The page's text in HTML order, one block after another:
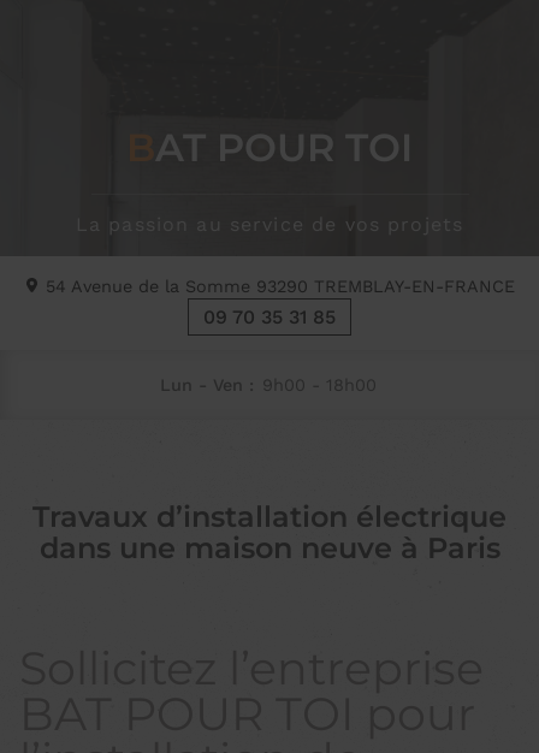
BAT POUR TOI
La passion au service de vos projets
54 Avenue de la Somme 93290 TREMBLAY-EN-FRANCE
09 70 35 31 85
Lun - Ven : 9h00 - 18h00
Travaux d’installation électrique
dans une maison neuve à Paris